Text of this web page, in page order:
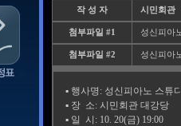
작 성 자 시민회관
첨부파일 #1 성신피아
첨부파일 #2 성신피아
▪️ 행사명: 성신피아노 스튜
▪️ 장 소: 시민회관 대강당
▪️ 일 시: 10. 20(금) 19:00